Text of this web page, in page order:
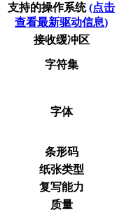
支持的操作系统(点击
查看最新驱动信息)
接收缓冲区
字符集
字体
条形码
纸张类型
复写能力
质量